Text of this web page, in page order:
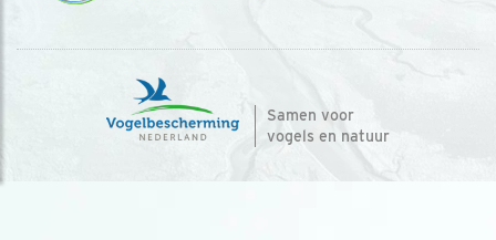
Samen voor
vogels en natuur